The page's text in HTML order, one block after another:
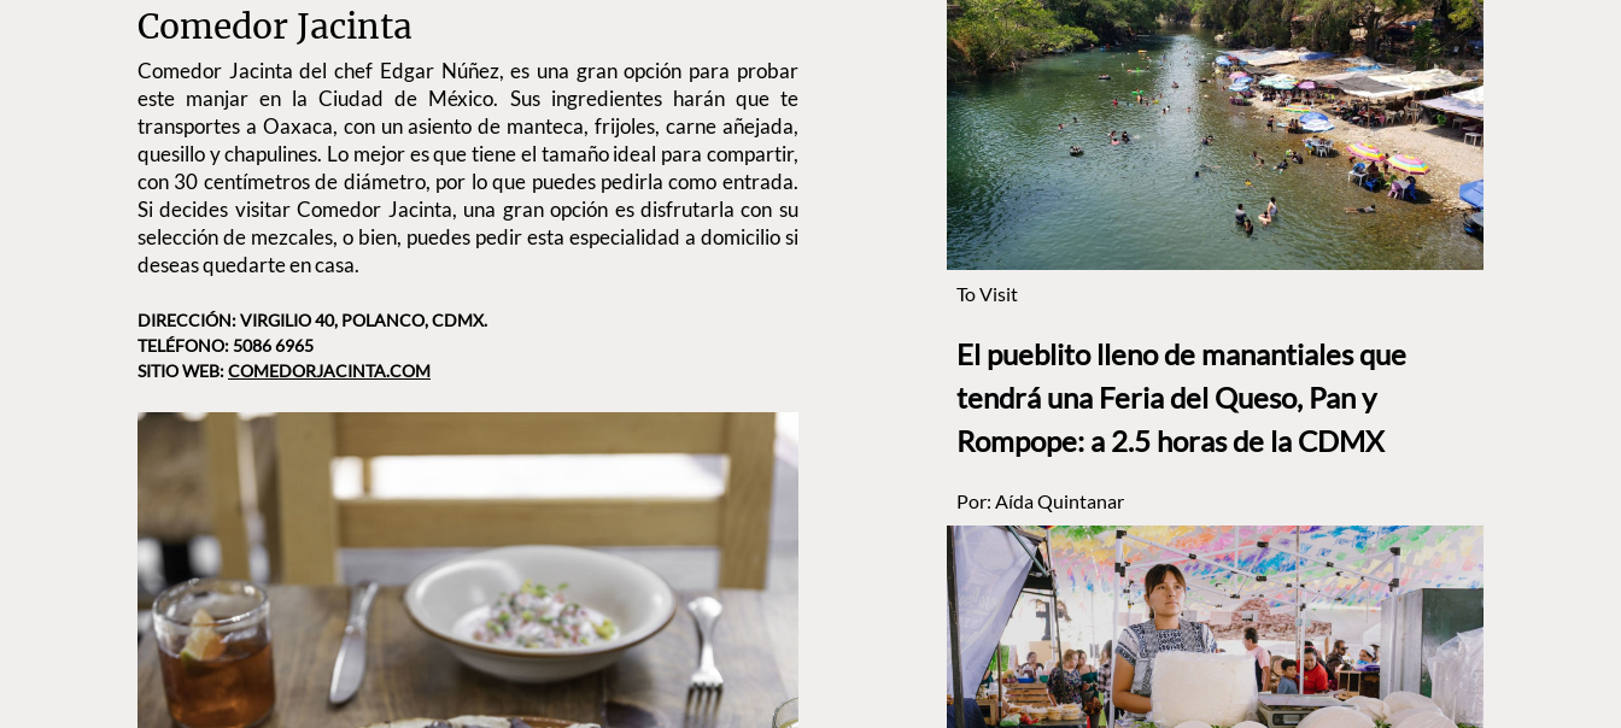
Comedor Jacinta
Comedor Jacinta del chef Edgar Núñez, es una gran opción para probar
este manjar en la Ciudad de México. Sus ingredientes harán que te
transportes a Oaxaca, con un asiento de manteca, frijoles, carne añejada,
quesillo y chapulines. Lo mejor es que tiene el tamaño ideal para compartir,
con 30 centímetros de diámetro, por lo que puedes pedirla como entrada.
Si decides visitar Comedor Jacinta, una gran opción es disfrutarla con su
selección de mezcales, o bien, puedes pedir esta especialidad a domicilio si
deseas quedarte en casa.
DIRECCIÓN: VIRGILIO 40, POLANCO, CDMX.
TELÉFONO: 5086 6965
SITIO WEB:COMEDORJACINTA.COM
To Visit
El pueblito lleno de manantiales que
tendrá una Feria del Queso, Pan y
Rompope: a 2.5 horas de la CDMX
Por: Aída Quintanar